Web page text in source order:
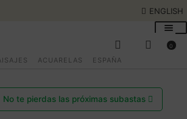
ENGLISH
navegación
ENGLISH
SUBASTAS DE ARTE
0
ACUARELAS ESPAÑA
No te pierdas las próximas subastas